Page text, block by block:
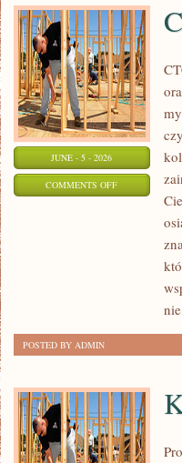
JUNE - 5 - 2026
COMMENTS OFFON
CIEKAWOSTKI
nie
POSTED BY ADMIN